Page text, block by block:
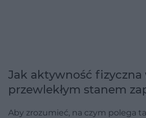
Jak aktywność fizyczna
przewlekłym stanem
Aby zrozumieć, na czym polega